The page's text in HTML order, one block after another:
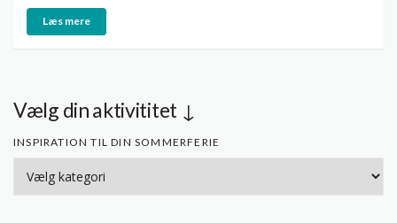
Læs mere
Vælg din aktivititet ↓
INSPIRATION TIL DIN SOMMERFERIE
din